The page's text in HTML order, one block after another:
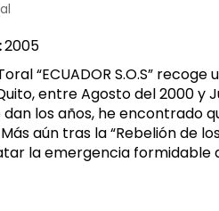
2005
“ECUADOR S.O.S”
entre Agosto del 2000 y
los años, he encontrado
aún tras la “Rebelión de
la emergencia formidable